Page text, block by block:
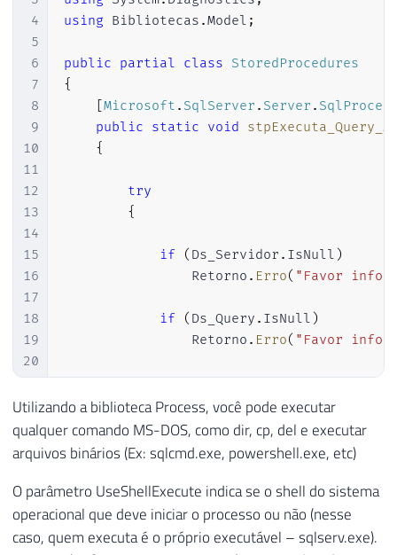
4
5
6
7
8
9
10
11
12
13
14
15
16
17
18
19
20
21
22
23
25
26
27
28
using Bibliotecas .Model ;
public partial class StoredProcedures
{
[Microsoft . SqlServer . Server .
public static void
{
try
{
if ( Ds_Servidor . IsNull )
                Retorno
. Erro( "Favor
if ( Ds_Query . IsNull )
                Retorno
. Erro( "Favor
var scriptProc = new Process
{
                StartInfo
=
                    FileName
=
                    UseShellExecute
=
                    Arguments
= "-S " +
Utilizando a biblioteca Process, você pode executar
qualquer comando MS-DOS, como dir, cp, del e executar
arquivos binários (Ex: sqlcmd.exe, powershell.exe, etc)
O parâmetro UseShellExecute indica se o shell do sistema
operacional que deve iniciar o processo ou não (nesse
caso, quem executa é o próprio executável – sqlserv.exe).